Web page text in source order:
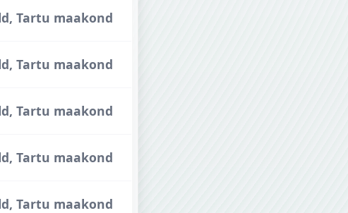
Tartu maakond
Tartu maakond
Tartu maakond
Tartu maakond
Tartu maakond